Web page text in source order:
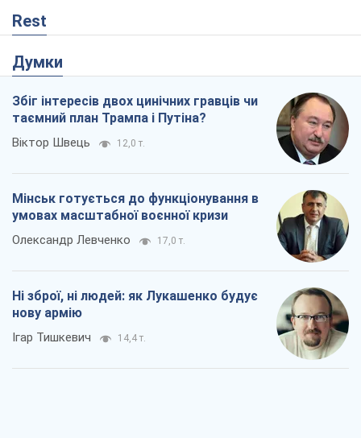
Rest
Думки
Збіг інтересів двох цинічних гравців чи
таємний план Трампа і Путіна?
Віктор Швець 12,0 т.
Мінськ готується до функціонування в
умовах масштабної воєнної кризи
Олександр Левченко 17,0 т.
Ні зброї, ні людей: як Лукашенко будує
нову армію
Ігар Тишкевич 14,4 т.